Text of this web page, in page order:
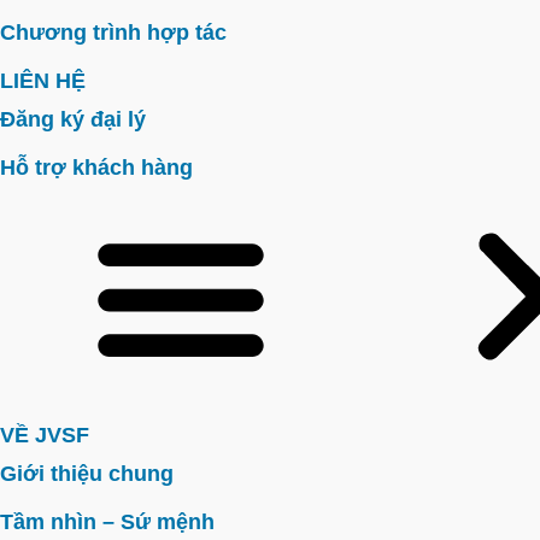
Chương trình hợp tác
LIÊN HỆ
Đăng ký đại lý
Hỗ trợ khách hàng
VỀ JVSF
Giới thiệu chung
Tầm nhìn – Sứ mệnh